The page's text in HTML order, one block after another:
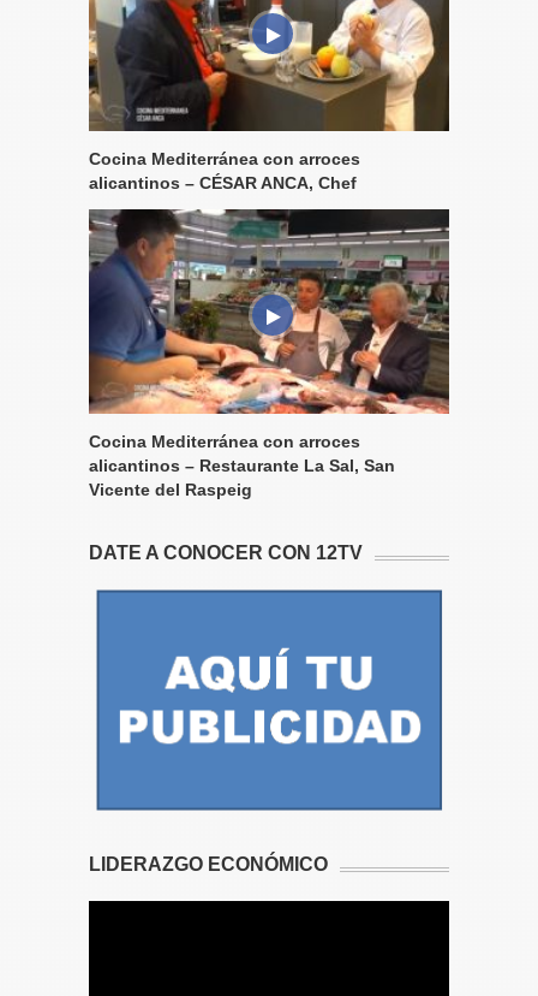
Cocina Mediterránea con arroces
alicantinos – CÉSAR ANCA, Chef
Cocina Mediterránea con arroces
alicantinos – Restaurante La Sal, San
Vicente del Raspeig
DATE A CONOCER CON 12TV
LIDERAZGO ECONÓMICO